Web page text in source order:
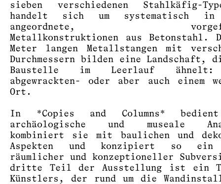
sieben verschiedenen Stahlkäfig-
handelt sich um systematisch in
angeordnete,
Metallkonstruktionen aus Betonstahl.
Meter langen Metallstangen mit
Durchmessern bilden eine Landschaft,
Baustelle im Leerlauf ähnelt:
abgewrackten- oder aber auch einem
Ort.
In *Copies and Columns*
archäologische und museale
kombiniert sie mit baulichen und
Aspekten und konzipiert so ein
räumlicher und konzeptioneller
dritte Teil der Ausstellung ist ein
Künstlers, der rund um die